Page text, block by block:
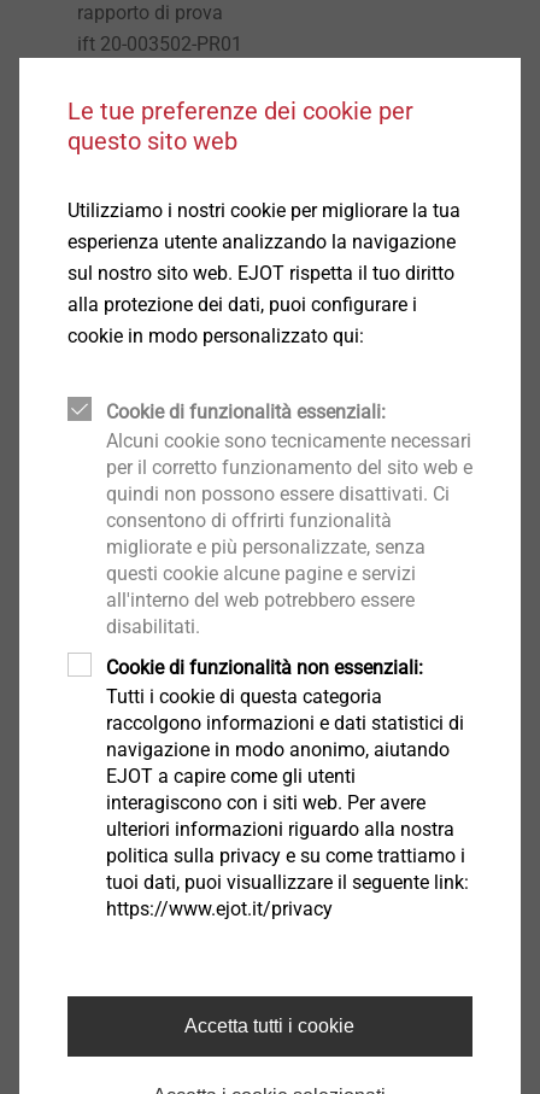
rapporto di prova
ift 20-003502-PR01
e dimensioni finestre fino a 10 m²
Finitura precisa e pulita, facile lavorazione
manutenzione
Nastro adesivo integrato per l’applicazione della
pellicola di protezione
Nessun lavoro di pulizia successivo
Dati tecnici
160 g resistente agli alcali e inalterabile
Tessuto rete 12,5 cm
Nastro polietilene espanso 6x1 mm e 4x3 mm
resistente alla pioggia battente con alta forza
adesiva, ottima resistenza all‘invecchiamento e
all‘umidità e la massima resistenza ai raggi UV e
all‘ozono
I movimenti vengono assorbiti tramite il nastro
TPE integrato
Nastro autoadesivo integrato 12 mm per
trattenere la pellicola protettiva
Indicazione di posa
La superficie deve essere piana, asciutta e priva di
polvere e grasso. Eventuali residui riducono
l‘adesione devono, quindi, essere rimossi. Effettua
+40 ° C.
Tagliare il profilo alla lunghezza richiesta con
apposite cesoie.
Le tue preferenze dei cookie per
questo sito web
Utilizziamo i nostri cookie per migliorare la tua
esperienza utente analizzando la navigazione
sul nostro sito web. EJOT rispetta il tuo diritto
alla protezione dei dati, puoi configurare i
cookie in modo personalizzato qui:
Cookie di funzionalità essenziali:
Alcuni cookie sono tecnicamente necessari
per il corretto funzionamento del sito web e
quindi non possono essere disattivati. Ci
consentono di offrirti funzionalità
migliorate e più personalizzate, senza
questi cookie alcune pagine e servizi
all'interno del web potrebbero essere
disabilitati.
Cookie di funzionalità non essenziali:
Tutti i cookie di questa categoria
raccolgono informazioni e dati statistici di
navigazione in modo anonimo, aiutando
EJOT a capire come gli utenti
interagiscono con i siti web. Per avere
ulteriori informazioni riguardo alla nostra
politica sulla privacy e su come trattiamo i
tuoi dati, puoi visuallizzare il seguente link:
https://www.ejot.it/privacy
Accetta tutti i cookie